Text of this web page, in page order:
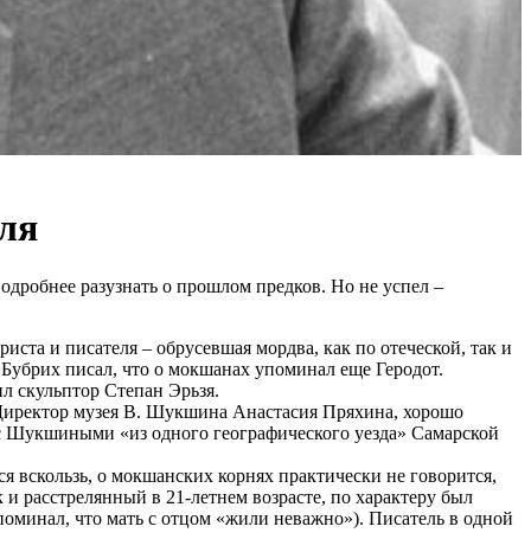
разузнать о прошлом предков. Но не успел –
и писателя – обрусевшая мордва, как по отеческой, так и
писал, что о мокшанах упоминал еще Геродот.
скульптор Степан Эрьзя.
музея В. Шукшина Анастасия Пряхина, хорошо
«из одного географического уезда» Самарской
о мокшанских корнях практически не говорится,
в 21-летнем возрасте, по характеру был
что мать с отцом «жили неважно»). Писатель в одной